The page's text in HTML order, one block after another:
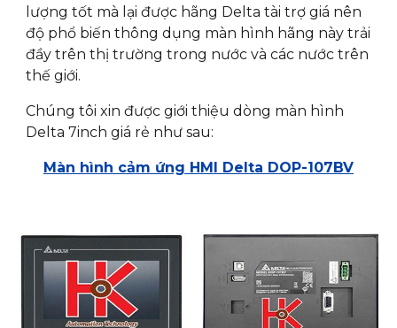
lượng tốt mà lại được hãng Delta tài trợ giá nên
độ phổ biến thông dụng màn hình hãng này trải
đầy trên thị trường trong nước và các nước trên
thế giới.
Chúng tôi xin được giới thiệu dòng màn hình
Delta 7inch giá rẻ như sau:
Màn hình cảm ứng HMI Delta DOP-107BV